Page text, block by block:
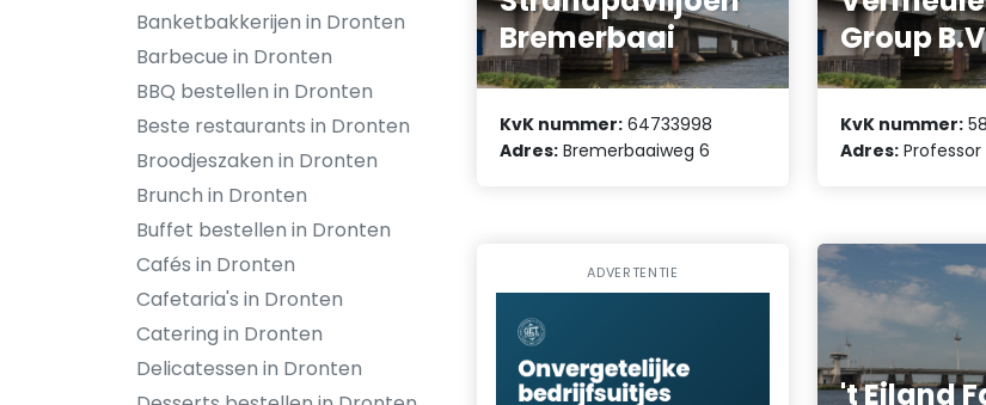
Banketbakkerijen in Dronten
Barbecue in Dronten
BBQ bestellen in Dronten
Beste restaurants in Dronten
Broodjeszaken in Dronten
Brunch in Dronten
Buffet bestellen in Dronten
Cafés in Dronten
Cafetaria's in Dronten
Catering in Dronten
Delicatessen in Dronten
Bremerbaai
KvK nummer: 64733998
Adres: Bremerbaaiweg 6
Group
KvK nummer:
Adres:
ADVERTENTIE
't Eiland